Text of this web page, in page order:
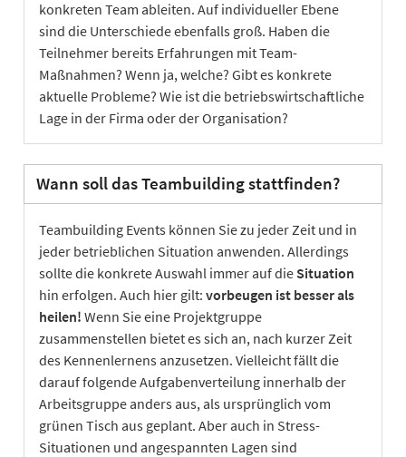
konkreten Team ableiten. Auf individueller Ebene
sind die Unterschiede ebenfalls groß. Haben die
Teilnehmer bereits Erfahrungen mit Team-
Maßnahmen? Wenn ja, welche? Gibt es konkrete
aktuelle Probleme? Wie ist die betriebswirtschaftliche
Lage in der Firma oder der Organisation?
Wann soll das Teambuilding stattfinden?
Teambuilding Events können Sie zu jeder Zeit und in
jeder betrieblichen Situation anwenden. Allerdings
sollte die konkrete Auswahl immer auf die Situation
hin erfolgen. Auch hier gilt: vorbeugen ist besser als
heilen! Wenn Sie eine Projektgruppe
zusammenstellen bietet es sich an, nach kurzer Zeit
des Kennenlernens anzusetzen. Vielleicht fällt die
darauf folgende Aufgabenverteilung innerhalb der
Arbeitsgruppe anders aus, als ursprünglich vom
grünen Tisch aus geplant. Aber auch in Stress-
Situationen und angespannten Lagen sind